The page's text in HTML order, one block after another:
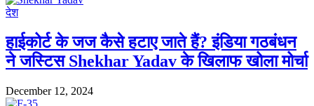
देश
हाईकोर्ट के जज कैसे हटाए जाते हैं? इंडिया गठबंधन
ने जस्टिस Shekhar Yadav के खिलाफ खोला मोर्चा
December 12, 2024